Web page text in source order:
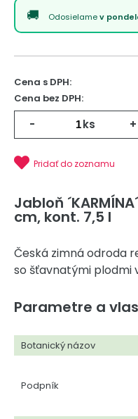
Odosielamev
Cena s DPH:
Cena bez DPH:
- ks +
Pridať do zoznamu
Jabloň
cm, kont. 7,5 l
Česká zimná odroda
so šťavnatými plodmi
Parametre a
Botanický názov
Podpník